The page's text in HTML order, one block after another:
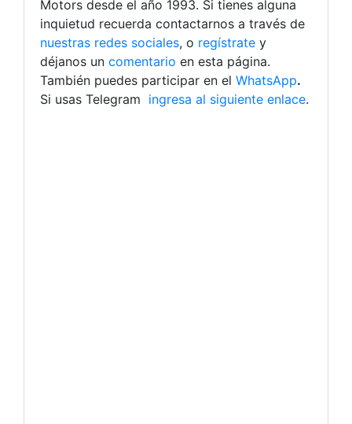
Motors desde el año 1993. Si tienes alguna
inquietud recuerda contactarnos a través de
nuestras redes sociales, o regístrate y
déjanos un comentario en esta página.
También puedes participar en el WhatsApp.
Si usas Telegram ingresa al siguiente enlace.